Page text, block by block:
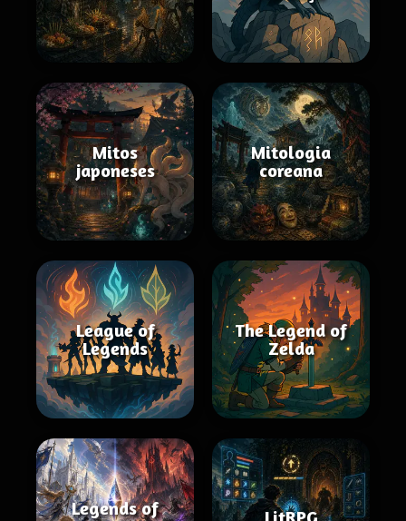
Mitos
japoneses
Mitologia
coreana
League of
Legends
The Legend of
Zelda
Legends of